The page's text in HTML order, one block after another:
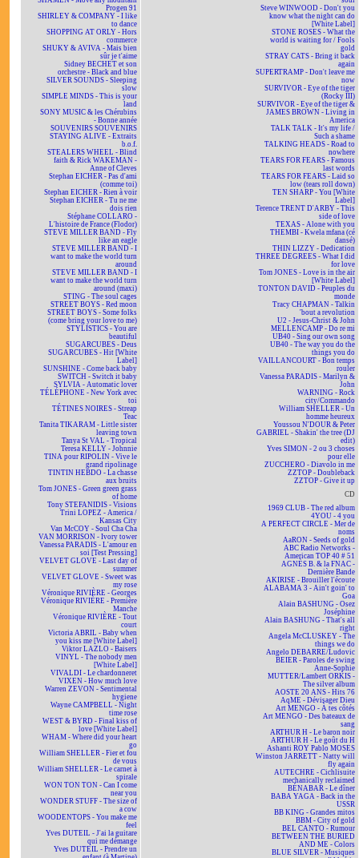
Progen 91
SHIRLEY & COMPANY - I like
to dance
SHOPPING AT ORLY - Hors
commerce
SHUKY & AVIVA - Mais bien
sûr je t'aime
Sidney BECHET et son
orchestre - Black and blue
SILVER SOUNDS - Sleeping
slow
SIMPLE MINDS - This is your
land
SONY MUSIC & les Chérubins
- Bonne année
SOUVENIRS SOUVENIRS
STAYING ALIVE - Extraits
b.o.f.
STEALERS WHEEL - Blind
faith & Rick WAKEMAN -
Anne of Cleves
Stephan EICHER - Pas d'ami
(comme toi)
Stephan EICHER - Rien à voir
Stephan EICHER - Tu ne me
dois rien
Stéphane COLLARO -
L'histoire de France (Flodor)
STEVE MILLER BAND - Fly
like an eagle
STEVE MILLER BAND - I
want to make the world turn
around
STEVE MILLER BAND - I
want to make the world turn
around (maxi)
STING - The soul cages
STREET BOYS - Red moon
STREET BOYS - Some folks
(come bring your love to me)
STYLISTICS - You are
beautiful
SUGARCUBES - Deus
SUGARCUBES - Hit [White
Label]
SUNSHINE - Come back baby
SWITCH - Switch it baby
SYLVIA - Automatic lover
TÉLÉPHONE - New York avec
toi
TÉTINES NOIRES - Streap
Teac
Tanita TIKARAM - Little sister
leaving town
Tanya St VAL - Tropical
Teresa KELLY - Johnnie
TINA pour RIPOLIN - Vive le
grand ripolinage
TINTIN HEBDO - La chasse
aux bruits
Tom JONES - Green green grass
of home
Tony STEFANIDIS - Visions
Trini LOPEZ - America /
Kansas City
Van McCOY - Soul Cha Cha
VAN MORRISON - Ivory tower
Vanessa PARADIS - L'amour en
soi [Test Pressing]
VELVET GLOVE - Last day of
summer
VELVET GLOVE - Sweet was
my rose
Véronique RIVIÈRE - Georges
Véronique RIVIÈRE - Première
Manche
Véronique RIVIÈRE - Tout
court
Victoria ABRIL - Baby when
you kiss me [White Label]
Viktor LAZLO - Baisers
VINYL - The nobody men
[White Label]
VIVALDI - Le chardonneret
VIXEN - How much love
Warren ZEVON - Sentimental
hygiene
Wayne CAMPBELL - Night
time rose
WEST & BYRD - Final kiss of
love [White Label]
WHAM - Where did your heart
go
William SHELLER - Fier et fou
de vous
William SHELLER - Le carnet à
spirale
WON TON TON - Can I come
near you
WONDER STUFF - The size of
a cow
WOODENTOPS - You make me
feel
Yves DUTEIL - J'ai la guitare
qui me démange
Yves DUTEIL - Prendre un
Steve WINWOOD - Don't you
know what the night can do
[White Label]
STONE ROSES - What the
world is waiting for / Fools
gold
STRAY CATS - Bring it back
again
SUPERTRAMP - Don't leave me
now
SURVIVOR - Eye of the tiger
(Rocky III)
SURVIVOR - Eye of the tiger &
JAMES BROWN - Living in
America
TALK TALK - It's my life /
Such a shame
TALKING HEADS - Road to
nowhere
TEARS FOR FEARS - Famous
last words
TEARS FOR FEARS - Laid so
low (tears roll down)
TEN SHARP - You [White
Label]
Terence TRENT D'ARBY - This
side of love
TEXAS - Alone with you
THEMBI - Kwela mfana (cé
dansé)
THIN LIZZY - Dedication
THREE DEGREES - What I did
for love
Tom JONES - Love is in the air
[White Label]
TONTON DAVID - Peuples du
monde
Tracy CHAPMAN - Talkin
'bout a revolution
U2 - Jesus-Christ & John
MELLENCAMP - Do re mi
UB40 - Sing our own song
UB40 - The way you do the
things you do
VAILLANCOURT - Bon temps
rouler
Vanessa PARADIS - Marilyn &
John
WARNING - Rock
city/Commando
William SHELLER - Un
homme heureux
Youssou N'DOUR & Peter
GABRIEL - Shakin' the tree (DJ
edit)
Yves SIMON - 2 ou 3 choses
pour elle
ZUCCHERO - Diavolo in me
ZZTOP - Doubleback
ZZTOP - Give it up
CD
1969 CLUB - The red album
4YOU - 4 you
A PERFECT CIRCLE - Mer de
noms
AaRON - Seeds of gold
ABC Radio Networks -
American TOP 40 # 51
AGNÈS B. & la FNAC -
Dernière Bande
AKIRISE - Brouiller l'écoute
ALABAMA 3 - Ain't goin' to
Goa
Alain BASHUNG - Osez
Joséphine
Alain BASHUNG - That's all
right
Angela McCLUSKEY - The
things we do
Angelo DEBARRE/Ludovic
BEIER - Paroles de swing
Anne-Sophie
MUTTER/Lambert ORKIS -
The silver album
AOSTE 20 ANS - Hits 76
AqME - Dévisager Dieu
Art MENGO - À tes côtés
Art MENGO - Des bateaux de
sang
ARTHUR H - Le baron noir
ARTHUR H - Le goût du H
Ashanti ROY Pablo MOSES
Winston JARRETT - Natty will
fly again
AUTECHRE - Cichlisuite
mechanically reclaimed
BÉNABAR - Le dîner
BABA YAGA - Back in the
USSR
BB KING - Grandes mitos
BBM - City of gold
BEL CANTO - Rumour
BETWEEN THE BURIED
AND ME - Colors
BLUE SILVER - Musiques